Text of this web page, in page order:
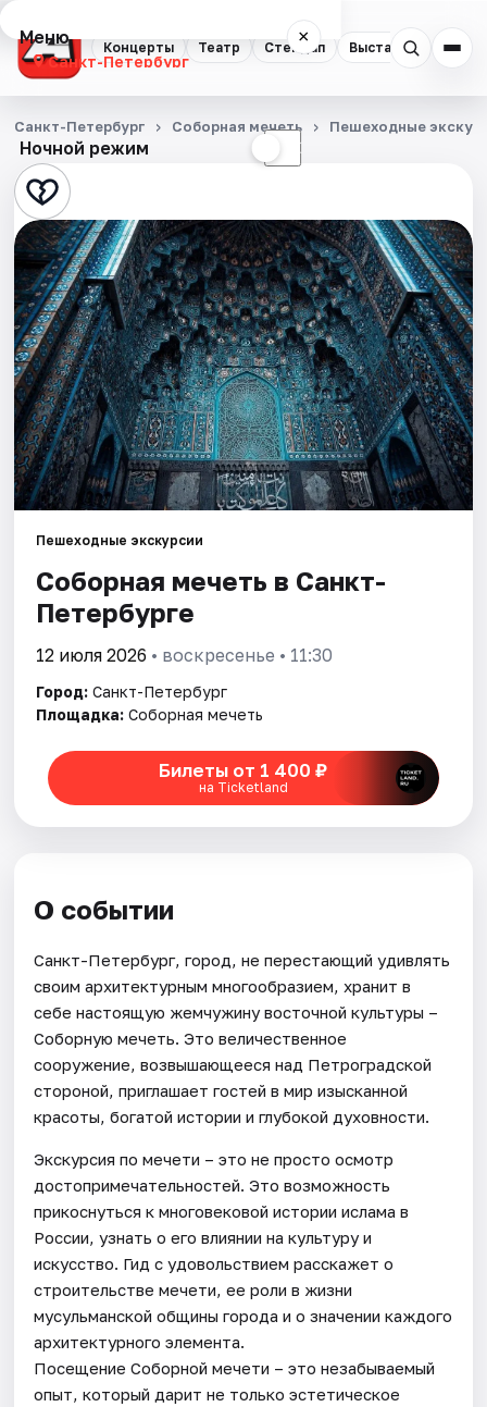
Концерты Театр Стендап Выставки
Меню ×
Санкт-Петербург
Концерты
Театр
Стендап
Выставки
Квесты
Экскурсии
Спорт
События
Города
Площадки
Артисты
Рейтинги
Ночной режим ☾
Санкт-Петербург Соборная мечеть Пешеходные
Пешеходные экскурсии
Соборная мечеть в Санкт-
Петербурге
12 июля 2026 • воскресенье • 11:30
Город: Санкт-Петербург
Площадка: Соборная мечеть
Билеты от 1 400 ₽
на Ticketland
О событии
Санкт-Петербург, город, не перестающий удивлять
своим архитектурным многообразием, хранит в
себе настоящую жемчужину восточной культуры –
Соборную мечеть. Это величественное
сооружение, возвышающееся над Петроградской
стороной, приглашает гостей в мир изысканной
красоты, богатой истории и глубокой духовности.
Экскурсия по мечети – это не просто осмотр
достопримечательностей. Это возможность
прикоснуться к многовековой истории ислама в
России, узнать о его влиянии на культуру и
искусство. Гид с удовольствием расскажет о
строительстве мечети, ее роли в жизни
мусульманской общины города и о значении каждого
архитектурного элемента.
Посещение Соборной мечети – это незабываемый
опыт, который дарит не только эстетическое